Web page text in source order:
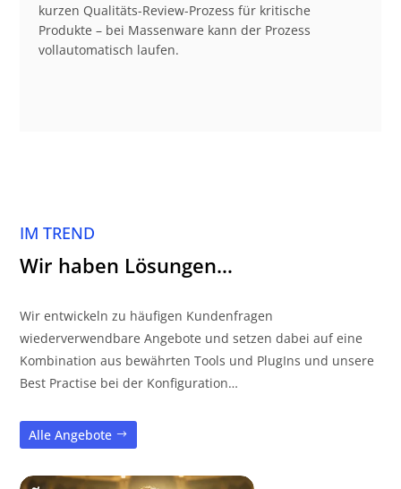
kurzen Qualitäts-Review-Prozess für kritische
Produkte – bei Massenware kann der Prozess
vollautomatisch laufen.
IM TREND
Wir haben Lösungen…
Wir entwickeln zu häufigen Kundenfragen
wiederverwendbare Angebote und setzen dabei auf eine
Kombination aus bewährten Tools und PlugIns und unsere
Best Practise bei der Konfiguration…
Alle Angebote